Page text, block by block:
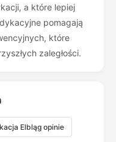
a które lepiej
pomagają
które
zaległości.
Elbląg opinie